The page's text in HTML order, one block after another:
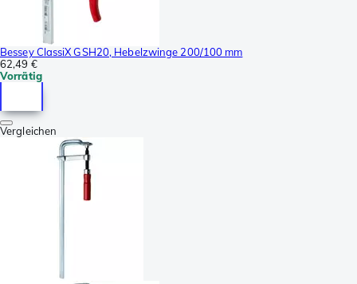
Bessey ClassiX GSH20, Hebelzwinge 200/100 mm
62,49 €
Vorrätig
Vergleichen